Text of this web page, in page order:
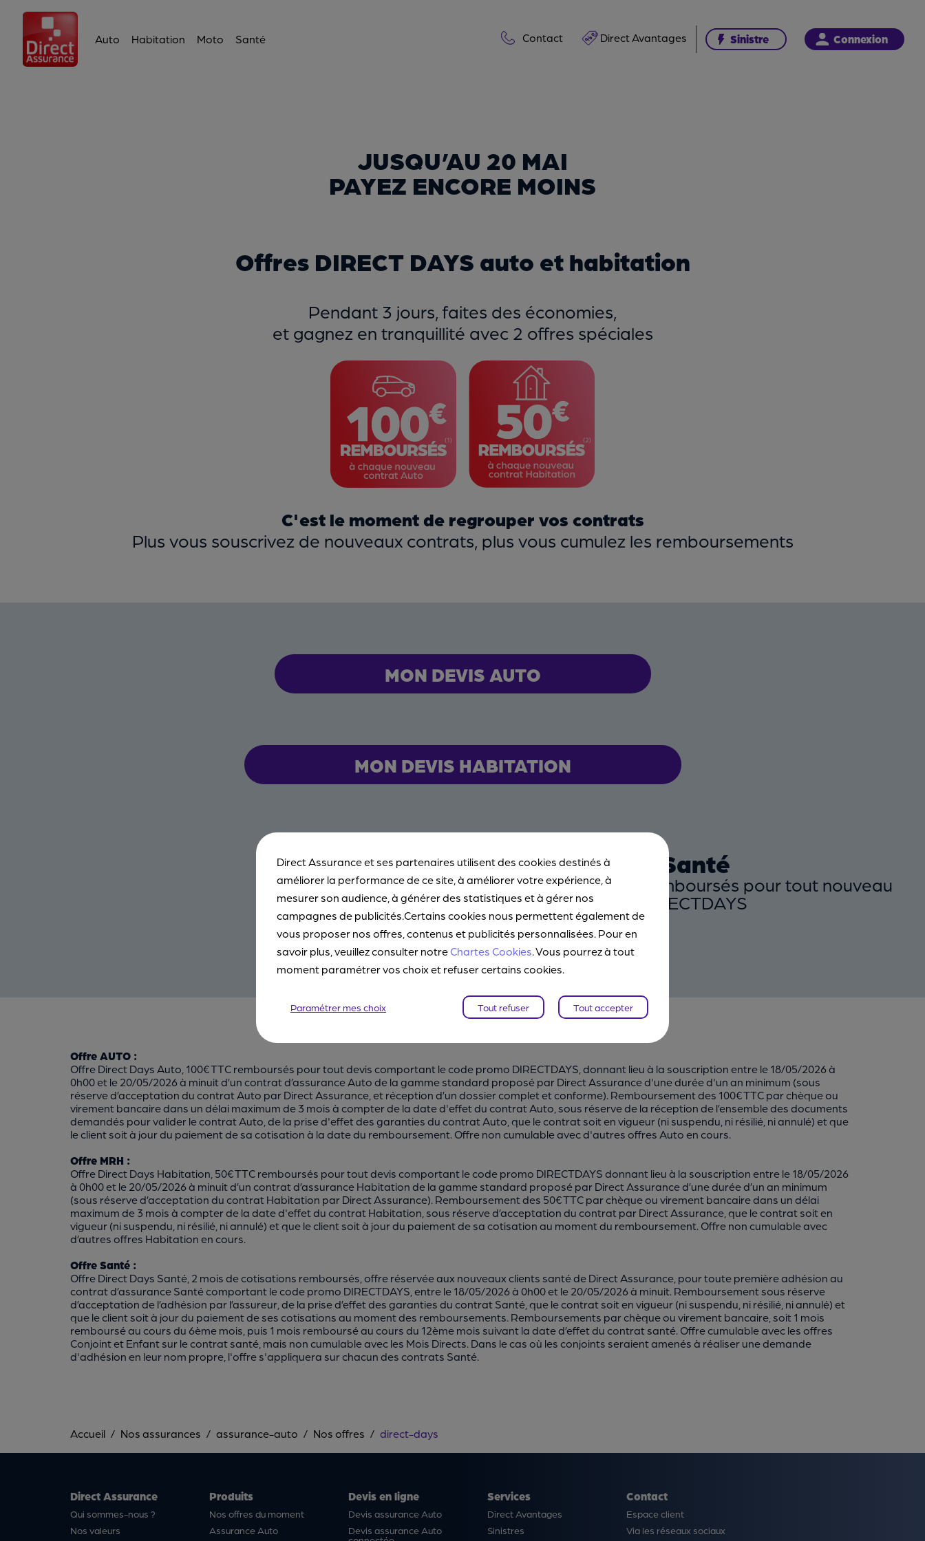
Auto Habitation Moto Santé Contact Direct Avantages Sinistre Connexion
JUSQU’AU 20 MAI
PAYEZ ENCORE MOINS
Offres DIRECT DAYS auto et habitation
Pendant 3 jours, faites des économies,
et gagnez en tranquillité avec 2 offres spéciales
C'est le moment de regrouper vos contrats
Plus vous souscrivez de nouveaux contrats, plus vous cumulez les remboursements
MON DEVIS AUTO
MON DEVIS HABITATION
Offre assurance Santé
2 mois de cotisations remboursés pour tout nouveau
contrat avec le code DIRECTDAYS
Mon devis santé
Offre AUTO :
Offre Direct Days Auto, 100€ TTC remboursés pour tout devis comportant le code promo DIRECTDAYS, donnant lieu à la souscription entre le 18/05/2026 à
0h00 et le 20/05/2026 à minuit d’un contrat d’assurance Auto de la gamme standard proposé par Direct Assurance d'une durée d'un an minimum (sous
réserve d’acceptation du contrat Auto par Direct Assurance, et réception d’un dossier complet et conforme). Remboursement des 100€ TTC par chèque ou
virement bancaire dans un délai maximum de 3 mois à compter de la date d'effet du contrat Auto, sous réserve de la réception de l’ensemble des documents
demandés pour valider le contrat Auto, de la prise d'effet des garanties du contrat Auto, que le contrat soit en vigueur (ni suspendu, ni résilié, ni annulé) et que
le client soit à jour du paiement de sa cotisation à la date du remboursement. Offre non cumulable avec d'autres offres Auto en cours.
Offre MRH :
Offre Direct Days Habitation, 50€ TTC remboursés pour tout devis comportant le code promo DIRECTDAYS donnant lieu à la souscription entre le 18/05/2026
à 0h00 et le 20/05/2026 à minuit d’un contrat d’assurance Habitation de la gamme standard proposé par Direct Assurance d’une durée d’un an minimum
(sous réserve d’acceptation du contrat Habitation par Direct Assurance). Remboursement des 50€ TTC par chèque ou virement bancaire dans un délai
maximum de 3 mois à compter de la date d'effet du contrat Habitation, sous réserve d’acceptation du contrat par Direct Assurance, que le contrat soit en
vigueur (ni suspendu, ni résilié, ni annulé) et que le client soit à jour du paiement de sa cotisation au moment du remboursement. Offre non cumulable avec
d’autres offres Habitation en cours.
Offre Santé :
Offre Direct Days Santé, 2 mois de cotisations remboursés, offre réservée aux nouveaux clients santé de Direct Assurance, pour toute première adhésion au
contrat d’assurance Santé comportant le code promo DIRECTDAYS, entre le 18/05/2026 à 0h00 et le 20/05/2026 à minuit. Remboursement sous réserve
d’acceptation de l’adhésion par l’assureur, de la prise d’effet des garanties du contrat Santé, que le contrat soit en vigueur (ni suspendu, ni résilié, ni annulé) et
que le client soit à jour du paiement de ses cotisations au moment des remboursements. Remboursements par chèque ou virement bancaire, soit 1 mois
remboursé au cours du 6ème mois, puis 1 mois remboursé au cours du 12ème mois suivant la date d’effet du contrat santé. Offre cumulable avec les offres
Conjoint et Enfant sur le contrat santé, mais non cumulable avec les Mois Directs. Dans le cas où les conjoints seraient amenés à réaliser une demande
d'adhésion en leur nom propre, l'offre s'appliquera sur chacun des contrats Santé.
Accueil Nos assurances assurance-auto Nos offres direct-days
Direct Assurance
Qui sommes-nous ?
Nos valeurs
Produits
Nos offres du moment
Assurance Auto
Devis en ligne
Devis assurance Auto
Devis assurance Auto
Services
Direct Avantages
Sinistres
Contact
Espace client
Via les réseaux sociaux
Direct Assurance et ses partenaires utilisent des cookies destinés à
améliorer la performance de ce site, à améliorer votre expérience, à
mesurer son audience, à générer des statistiques et à gérer nos
campagnes de publicités.Certains cookies nous permettent également de
vous proposer nos offres, contenus et publicités personnalisées. Pour en
savoir plus, veuillez consulter notreChartes Cookies . Vous pourrez à tout
moment paramétrer vos choix et refuser certains cookies.
Tout accepter
Tout refuser
Paramétrer mes choix